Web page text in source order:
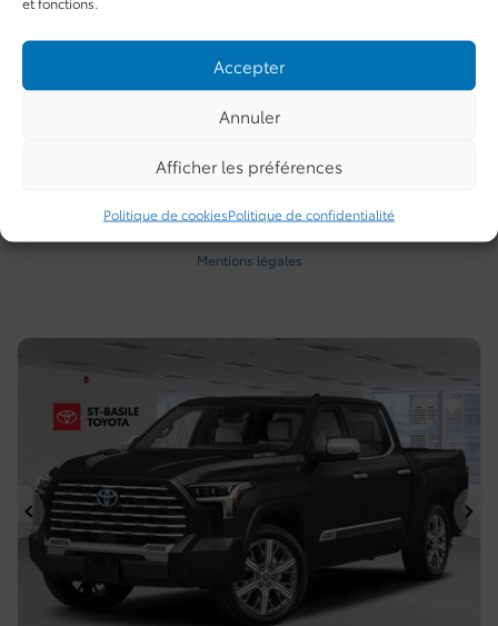
Accepter
Annuler
Afficher les préférences
Politique de cookiesPolitique de confidentialité
Vérifier la disponibilité
Mentions légales
Précédent